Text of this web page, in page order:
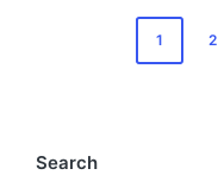
1 2
Search